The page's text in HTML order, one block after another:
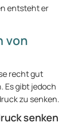
entsteht er
von
recht gut
Es gibt jedoch
zu senken.
senken